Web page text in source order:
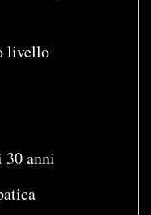
livello
30 anni